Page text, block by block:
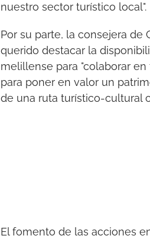
nuestro sector turístico local".
Por su parte, la consejera de
querido destacar la
melillense para "colaborar
para poner en valor un
de una ruta turístico-cultural
El fomento de las acciones